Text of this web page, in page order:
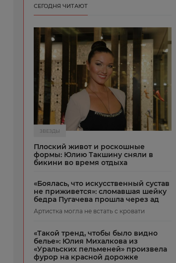
СЕГОДНЯ ЧИТАЮТ
ЗВЕЗДЫ
Плоский живот и роскошные
формы: Юлию Такшину сняли в
бикини во время отдыха
«Боялась, что искусственный сустав
не приживется»: сломавшая шейку
бедра Пугачева прошла через ад
Артистка могла не встать с кровати
«Такой тренд, чтобы было видно
белье»: Юлия Михалкова из
«Уральских пельменей» произвела
фурор на красной дорожке